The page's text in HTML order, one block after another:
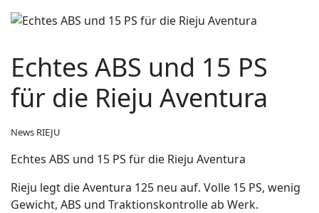
Echtes ABS und 15 PS
für die Rieju Aventura
News RIEJU
Echtes ABS und 15 PS für die Rieju Aventura
Rieju legt die Aventura 125 neu auf. Volle 15 PS, wenig
Gewicht, ABS und Traktionskontrolle ab Werk.